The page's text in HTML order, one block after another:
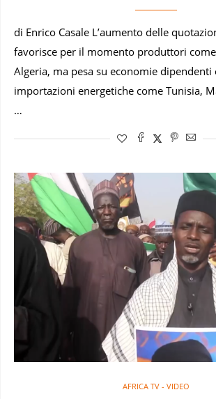
di Enrico Casale L’aumento delle
favorisce per il momento produttori
Algeria, ma pesa su economie dipendenti
importazioni energetiche come Tunisia,
…
AFRICA TV - VIDEO